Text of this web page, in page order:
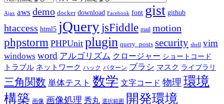
Ajax aws demo docker download Facebook font gist github
htaccess html5 jQuery jsFiddle mail motion
phpstorm PHPUnit plugin query_posts security shell vim
windows word アルゴリズム クロージャー ショートコード
トラブル ネットワーク ハック パターン ブラシ マスク ライブラリ
三角関数 単体テスト 数学 文字コード 物理 環境
構築 画像 画像処理 秀丸 選択範囲 開発環境